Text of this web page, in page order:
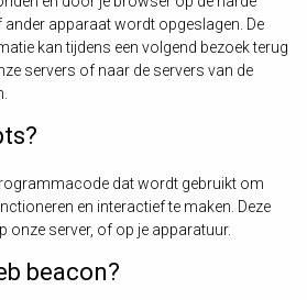
apparaat wordt opgeslagen. De
kan tijdens een volgend bezoek terug
servers of naar de servers van de
dat wordt gebruikt om
en interactief te maken. Deze
onze server, of op je apparatuur.
beacon?